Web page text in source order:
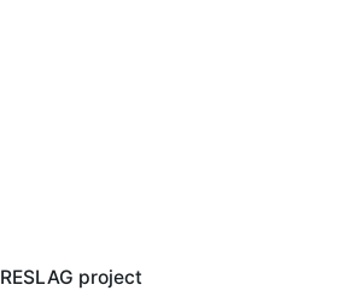
RESLAG project